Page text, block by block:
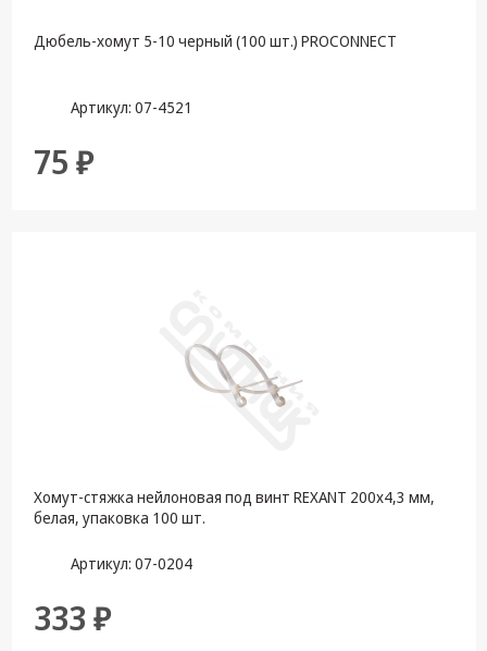
Дюбель-хомут 5-10 черный (100 шт.) PROCONNECT
Артикул: 07-4521
75 ₽
Хомут-стяжкa нейлоновая под винт REXANT 200x4,3 мм,
белая, упаковка 100 шт.
Артикул: 07-0204
333 ₽